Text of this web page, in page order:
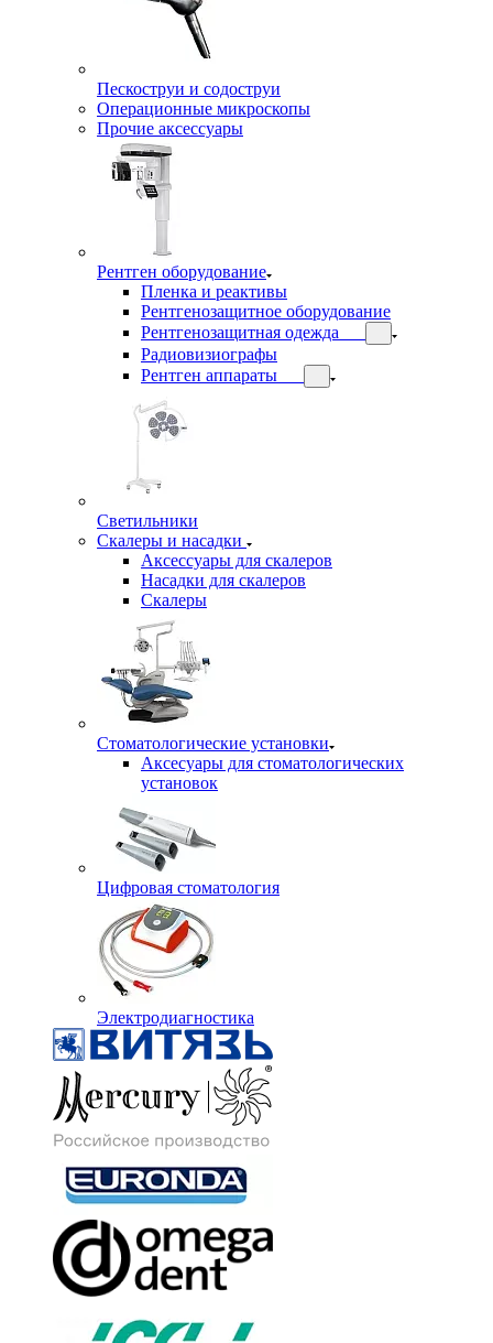
Пескоструи и содоструи
Операционные микроскопы
Прочие аксессуары
Рентген оборудование
Пленка и реактивы
Рентгенозащитное оборудование
Рентгенозащитная одежда
Радиовизиографы
Рентген аппараты
Светильники
Скалеры и насадки
Аксессуары для скалеров
Насадки для скалеров
Скалеры
Стоматологические установки
Аксесуары для стоматологических
установок
Цифровая стоматология
Электродиагностика